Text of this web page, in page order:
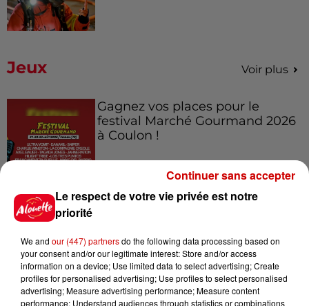
Jeux Voir plus
Gagnez vos places pour le
festival Marché Gourmand 2026
à Coulon !
Le Duel - Gagnez vos entrées
Destination Vacances - Gagnez
Le respect de votre vie privée est notre
priorité
We and our (447) partnersdo the following data processing based on
your consent and/or our legitimate interest: Store and/or access
information on a device; Use limited data to select advertising; Create
profiles for personalised advertising; Use profiles to select personalised
advertising; Measure advertising performance; Measure content
performance; Understand audiences through statistics or combinations
Continuer sans accepter